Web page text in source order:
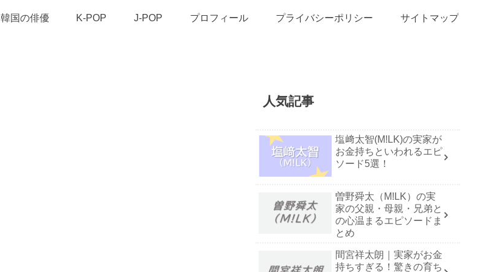
韓国の俳優 K-POP J-POP プロフィール プライバシーポリシー サイトマップ
人気記事
塩﨑太智(M!LK)の実家が
お金持ちといわれるエピ
ソード5選！
曽野舜太（M!LK）の実
家の父親・母親・兄弟と
の心温まるエピソードま
とめ
間宮祥太朗｜実家がお金
持ちすぎる！驚きの育ち